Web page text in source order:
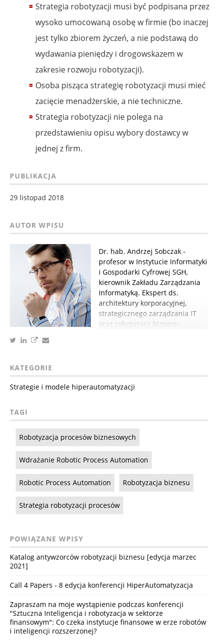
Strategia robotyzacji musi być podpisana przez
wysoko umocowaną osobę w firmie (bo inaczej
jest tylko zbiorem życzeń, a nie podstawą do
wydawania pieniędzy i drogowskazem w
zakresie rozwoju robotyzacji).
Osoba pisząca strategię robotyzacji musi mieć
zacięcie menadżerskie, a nie techniczne.
Strategia robotyzacji nie polega na
przedstawieniu opisu wybory dostawcy w
jednej z firm.
PUBLIKACJA
29 listopad 2018
Dr. hab. Andrzej Sobczak -
profesor w Instytucie Informatyki
i Gospodarki Cyfrowej SGH,
kierownik Zakładu Zarządzania
Informatyką. Ekspert ds.
architektury korporacyjnej,
strategicznego zarządzania IT
oraz robotyzacji biznesu.
KATEGORIE
Strategie i modele hiperautomatyzacji
TAGI
Robotyzacja procesów biznesowych
Wdrażanie Robotic Process Automation
Robotic Process Automation Robotyzacja biznesu
Strategia robotyzacji procesów
POWIĄZANE WPISY
Katalog antywzorców robotyzacji biznesu [edycja marzec
2021]
Call 4 Papers - 8 edycja konferencji HiperAutomatyzacja
Zapraszam na moje wystąpienie podczas konferencji
"Sztuczna Inteligencja i robotyzacja w sektorze
finansowym": Co czeka instytucje finansowe w erze robotów
i inteligencji rozszerzonej?